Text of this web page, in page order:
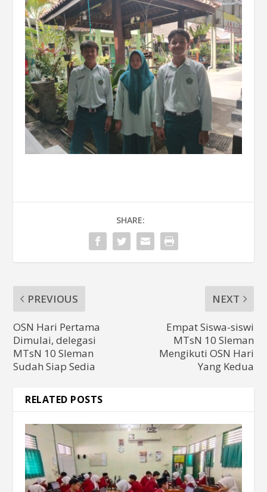
SHARE:
PREVIOUS
OSN Hari Pertama
Dimulai, delegasi
MTsN 10 Sleman
Sudah Siap Sedia
NEXT
Empat Siswa-siswi
MTsN 10 Sleman
Mengikuti OSN Hari
Yang Kedua
RELATED POSTS